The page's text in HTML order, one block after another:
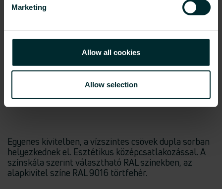
Marketing
Allow all cookies
Allow selection
DION TWIN M Fürdőszobai
csőradiátorok
Egyenes kivitelben, a vízszintes csövek dupla sorban
helyezkednek el. Esztétikus középcsatlakozással. A
színskála szerint választható RAL színekben, az
alapkivitel színe RAL 9016 törtfehér.